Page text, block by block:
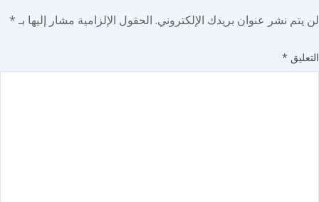
نشر عنوان بريدك الإلكتروني. الحقول الإلزامية مشار إليها بـ*
*